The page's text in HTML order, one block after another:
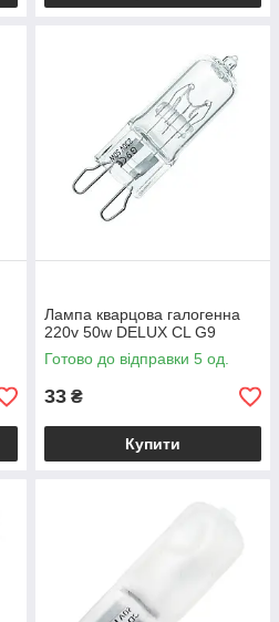
Лампа кварцова галогенна
220v 50w DELUX CL G9
Готово до відправки 5 од.
33 ₴
Купити